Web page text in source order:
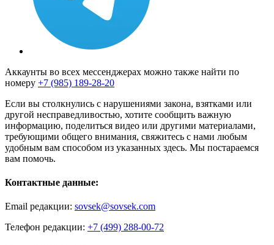
Аккаунты во всех мессенджерах можно также найти по
номеру +7 (985) 189-28-20
Если вы столкнулись с нарушениями закона, взятками или
другой несправедливостью, хотите сообщить важную
информацию, поделиться видео или другими материалами,
требующими общего внимания, свяжитесь с нами любым
удобным вам способом из указанных здесь. Мы постараемся
вам помочь.
Контактные данные:
Email редакции: sovsek@sovsek.com
Телефон редакции: +7 (499) 288-00-72